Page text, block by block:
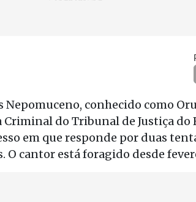
Nepomuceno, conhecido como
Criminal do Tribunal de Justiça do
em que responde por duas
cantor está foragido desde